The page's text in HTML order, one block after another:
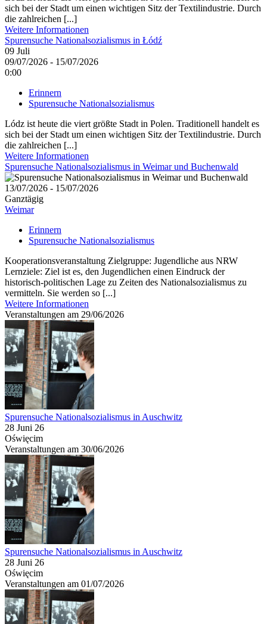
sich bei der Stadt um einen wichtigen Sitz der Textilindustrie. Durch
die zahlreichen [...]
Weitere Informationen
Spurensuche Nationalsozialismus in Łódź
09 Juli
09/07/2026 - 15/07/2026
0:00
Erinnern
Spurensuche Nationalsozialismus
Lódz ist heute die viert größte Stadt in Polen. Traditionell handelt es
sich bei der Stadt um einen wichtigen Sitz der Textilindustrie. Durch
die zahlreichen [...]
Weitere Informationen
Spurensuche Nationalsozialismus in Weimar und Buchenwald
13/07/2026 - 15/07/2026
Ganztägig
Weimar
Erinnern
Spurensuche Nationalsozialismus
Kooperationsveranstaltung Zielgruppe: Jugendliche aus NRW
Lernziele: Ziel ist es, den Jugendlichen einen Eindruck der
historisch-politischen Lage zu Zeiten des Nationalsozialismus zu
vermitteln. Sie werden so [...]
Weitere Informationen
Veranstaltungen am 29/06/2026
Spurensuche Nationalsozialismus in Auschwitz
28 Juni 26
Oświęcim
Veranstaltungen am 30/06/2026
Spurensuche Nationalsozialismus in Auschwitz
28 Juni 26
Oświęcim
Veranstaltungen am 01/07/2026